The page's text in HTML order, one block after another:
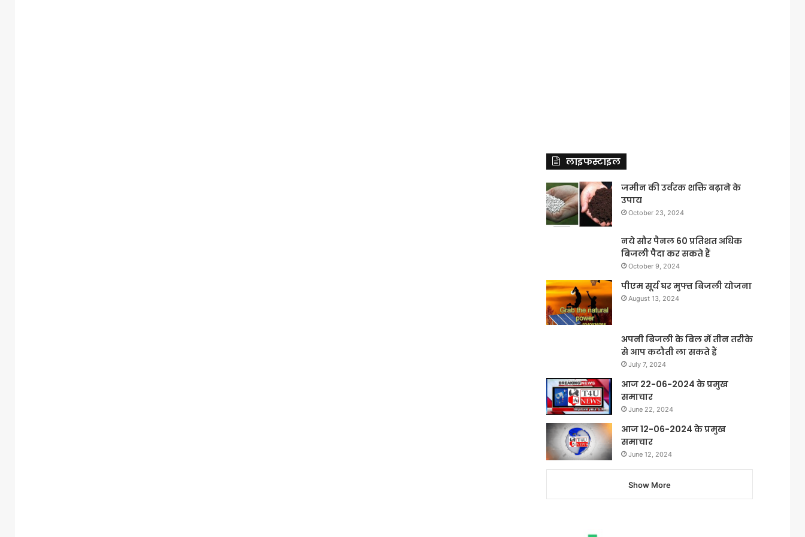
लाइफस्टाइल
जमीन की उर्वरक शक्ति बढ़ाने के
उपाय
October 23, 2024
नये सौर पैनल 60 प्रतिशत अधिक
बिजली पैदा कर सकते हैं
October 9, 2024
पीएम सूर्य घर मुफ्त बिजली योजना
August 13, 2024
अपनी बिजली के बिल में तीन तरीके
से आप कटौती ला सकते हैं
July 7, 2024
आज 22-06-2024 के प्रमुख
समाचार
June 22, 2024
आज 12-06-2024 के प्रमुख
समाचार
June 12, 2024
Show More